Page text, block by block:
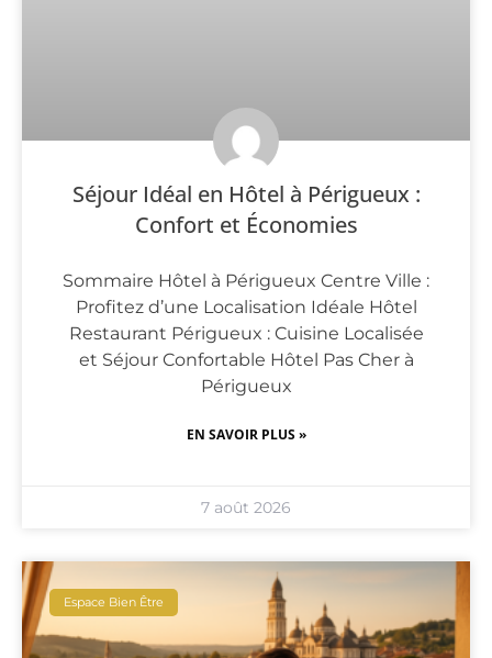
Séjour Idéal en Hôtel à Périgueux :
Confort et Économies
Sommaire Hôtel à Périgueux Centre Ville :
Profitez d’une Localisation Idéale Hôtel
Restaurant Périgueux : Cuisine Localisée
et Séjour Confortable Hôtel Pas Cher à
Périgueux
EN SAVOIR PLUS »
7 août 2026
Espace Bien Être